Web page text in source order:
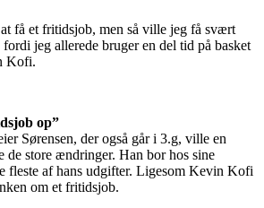
få et fritidsjob, men så ville jeg få svært
jeg allerede bruger en del tid på basket
Kofi.
op”
Sørensen, der også går i 3.g, ville en
de store ændringer. Han bor hos sine
fleste af hans udgifter. Ligesom Kevin Kofi
om et fritidsjob.